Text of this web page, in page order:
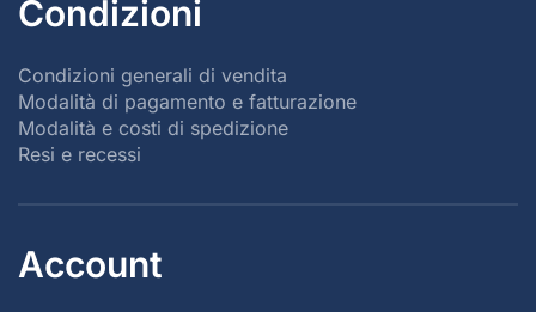
Condizioni
Condizioni generali di vendita
Modalità di pagamento e fatturazione
Modalità e costi di spedizione
Resi e recessi
Account